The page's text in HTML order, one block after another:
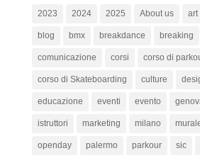
2023 2024 2025 About us art
blog bmx breakdance breaking
comunicazione corsi corso di
corso di Skateboarding culture
educazione eventi evento
istruttori marketing milano
openday palermo parkour sic